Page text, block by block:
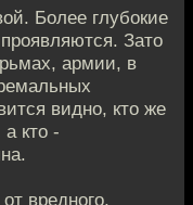
Более глубокие
Зато
армии, в
видно, кто же
а кто -
вредного,